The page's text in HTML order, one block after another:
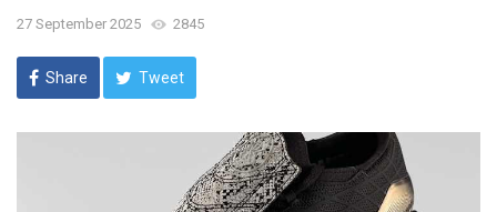
27 September 2025 2845
Share Tweet